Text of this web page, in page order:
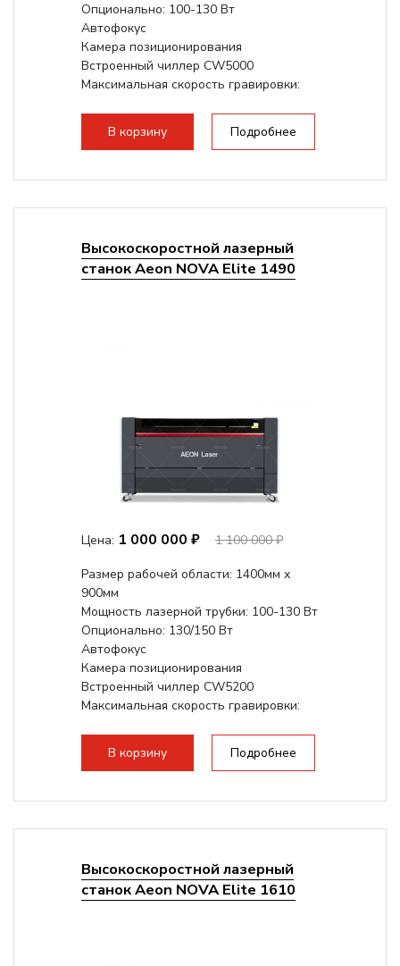
Опционально: 100-130 Вт
Автофокус
Камера позиционирования
Встроенный чиллер CW5000
Максимальная скорость гравировки:
140мм,
В корзину Подробнее
Высокоскоростной лазерный
станок Aeon NOVA Elite 1490
Цена: 1 000 000 ₽
1 100 000 ₽
Размер рабочей области: 1400мм х
900мм
Мощность лазерной трубки: 100-130 Вт
Опционально: 130/150 Вт
Автофокус
Камера позиционирования
Встроенный чиллер CW5200
Максимальная скорость гравировки:
140мм,...
В корзину Подробнее
Высокоскоростной лазерный
станок Aeon NOVA Elite 1610